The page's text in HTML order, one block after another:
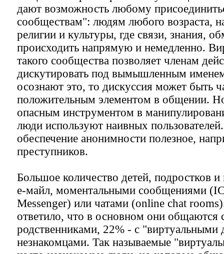
дают возможность любому
сообществам": людям любого возраста,
религии и культуры, где связи, знания,
происходить напрямую и немедленно.
такого сообщества позволяет членам
дискутировать под вымышленным
осознают это, то дискуссия может быть
положительным элементом в общении.
опасным инструментом в
люди используют наивных пользователей.
обеспечение анонимности полезное,
преступников.
Большое количество детей, подростков
е-майл, моментальными сообщениями
Messenger) или чатами (online chat
ответило, что в основном они общаются
родственниками, 22% - с "виртуальными
незнакомцами. Так называемые